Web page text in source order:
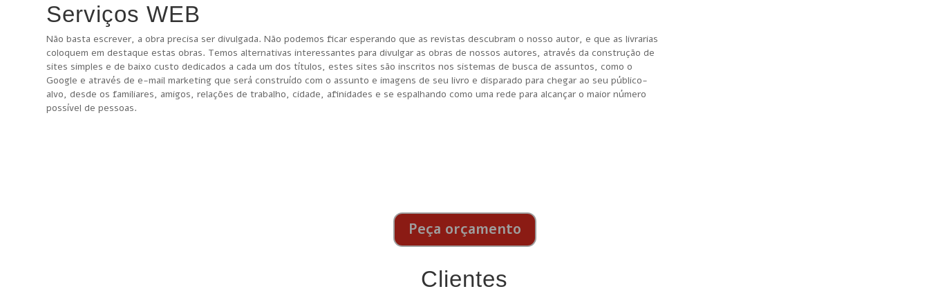
Serviços WEB
Não basta escrever, a obra precisa ser divulgada. Não podemos ficar esperando que as revistas descubram o nosso autor, e que as livrarias
coloquem em destaque estas obras. Temos alternativas interessantes para divulgar as obras de nossos autores, através da construção de
sites simples e de baixo custo dedicados a cada um dos títulos, estes sites são inscritos nos sistemas de busca de assuntos, como o
Google e através de e-mail marketing que será construído com o assunto e imagens de seu livro e disparado para chegar ao seu público-
alvo, desde os familiares, amigos, relações de trabalho, cidade, afinidades e se espalhando como uma rede para alcançar o maior número
possível de pessoas.
Peça orçamento
Clientes